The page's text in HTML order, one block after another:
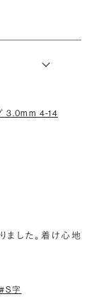
3.0mm 4-14
した。着け心地
#S字